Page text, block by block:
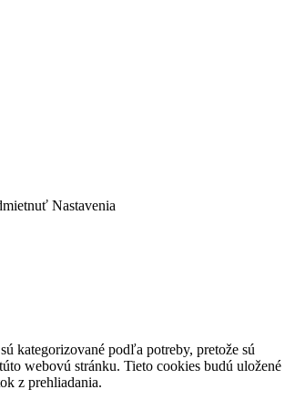
Nastavenia
kategorizované podľa potreby, pretože sú
webovú stránku. Tieto cookies budú uložené
z prehliadania.